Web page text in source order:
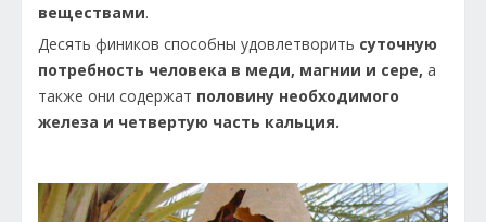
веществами.
Десять фиников способны удовлетворить суточную
потребность человека в меди, магнии и сере, а
также они содержат половину необходимого
железа и четвертую часть кальция.